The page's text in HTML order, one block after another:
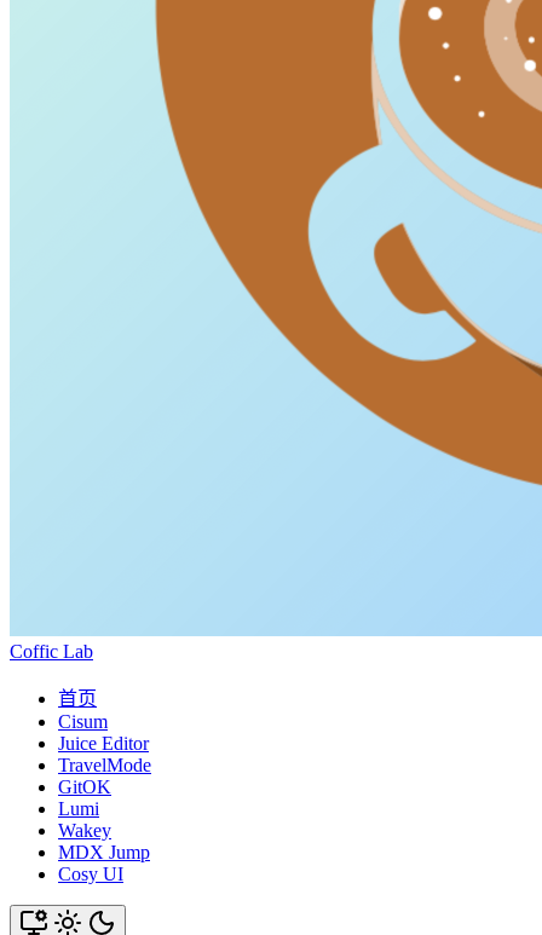
Coffic Lab
首页
Cisum
Juice Editor
TravelMode
GitOK
Lumi
Wakey
MDX Jump
Cosy UI